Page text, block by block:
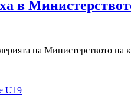
в
на Министерството